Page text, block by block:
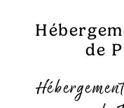
de